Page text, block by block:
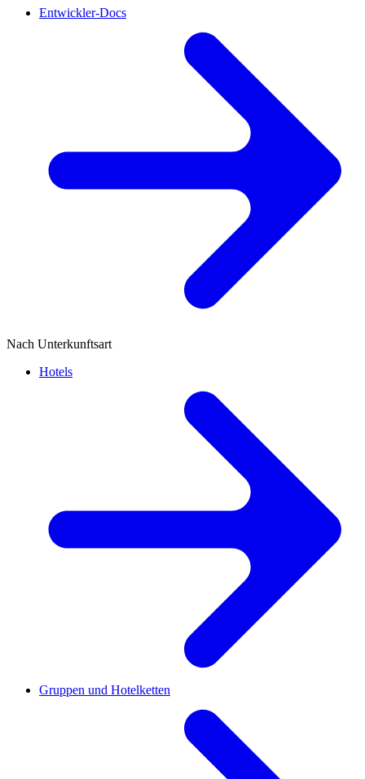
Entwickler-Docs
Nach Unterkunftsart
Hotels
Gruppen und Hotelketten